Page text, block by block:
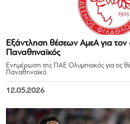
Εξάντληση θέσεων ΑμεΑ για
Παναθηναϊκός
Ενημέρωση της ΠΑΕ Ολυμπιακός για τις
Παναθηναϊκό.
12.05.2026